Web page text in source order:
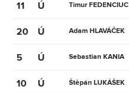
11 Ú Timur FEDENCIUC
20 Ú Adam HLAVÁČEK
5 Ú Sebastian KANIA
10 Ú Štěpán LUKÁŠEK